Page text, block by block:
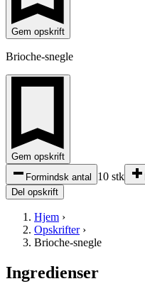
Gem opskrift
Brioche-snegle
Gem opskrift
Formindsk antal
10 stk
Del opskrift
Hjem ›
Opskrifter›
Brioche-snegle
Ingredienser